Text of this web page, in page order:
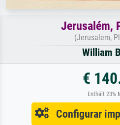
Jerusalém,
(Jerusalem,
William
€
Enthält 23%
Configurar